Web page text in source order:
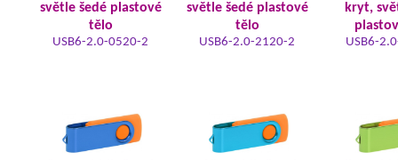
světle šedé plastové
tělo
USB6-2.0-0520-2
světle šedé plastové
tělo
USB6-2.0-2120-2
kryt,
USB6-